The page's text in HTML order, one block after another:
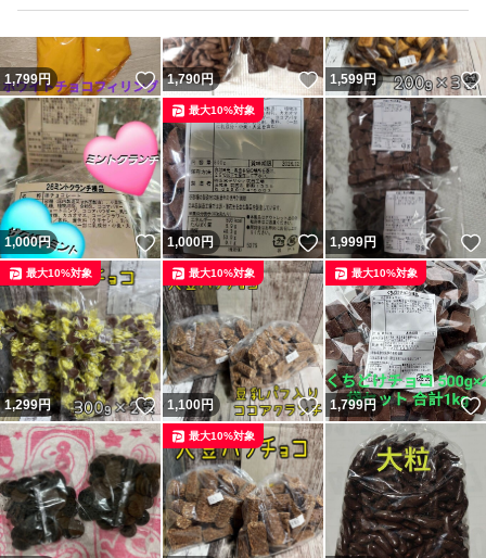
1,799円 いいね！
1,790円 いいね！
1,599円
1,000円 いいね！
1,000円 いいね！
最大10%対象
1,999円
1,299円 いいね！
最大10%対象
1,100円 いいね！
最大10%対象
1,799円
最大10%対象
最大10%対象